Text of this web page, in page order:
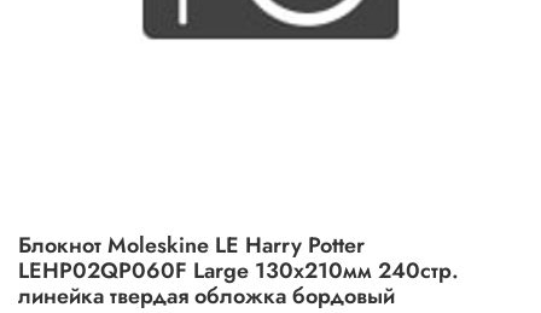
Блокнот Moleskine LE Harry Potter
LEHP02QP060F Large 130х210мм 240стр.
линейка твердая обложка бордовый